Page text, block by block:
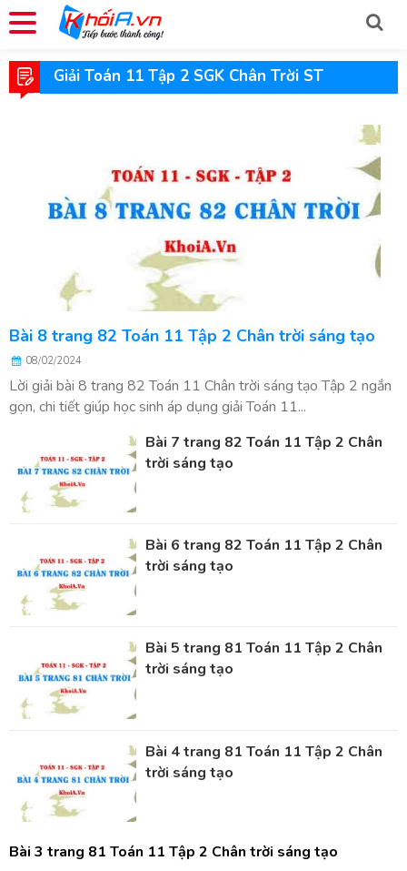
Giải Toán 11 Tập 2 SGK Chân Trời ST
Bài 8 trang 82 Toán 11 Tập 2 Chân trời sáng tạo
08/02/2024
Lời giải bài 8 trang 82 Toán 11 Chân trời sáng tạo Tập 2 ngắn
gọn, chi tiết giúp học sinh áp dụng giải Toán 11...
Bài 7 trang 82 Toán 11 Tập 2 Chân
trời sáng tạo
Bài 6 trang 82 Toán 11 Tập 2 Chân
trời sáng tạo
Bài 5 trang 81 Toán 11 Tập 2 Chân
trời sáng tạo
Bài 4 trang 81 Toán 11 Tập 2 Chân
trời sáng tạo
Bài 3 trang 81 Toán 11 Tập 2 Chân trời sáng tạo